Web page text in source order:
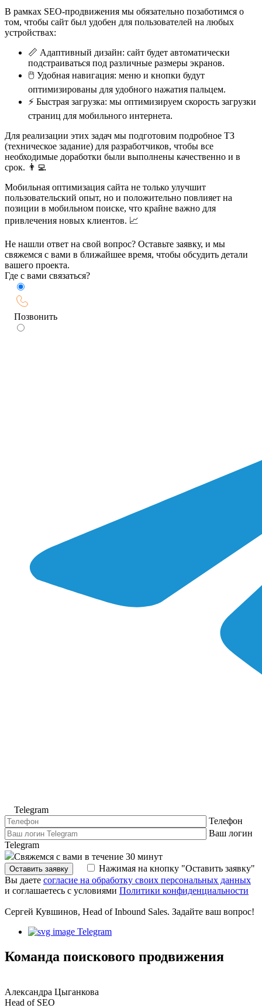
В рамках SEO-продвижения мы обязательно позаботимся о
том, чтобы сайт был удобен для пользователей на любых
устройствах:
📏 Адаптивный дизайн: сайт будет автоматически
подстраиваться под различные размеры экранов.
🖱️ Удобная навигация: меню и кнопки будут
оптимизированы для удобного нажатия пальцем.
⚡ Быстрая загрузка: мы оптимизируем скорость загрузки
страниц для мобильного интернета.
Для реализации этих задач мы подготовим подробное ТЗ
(техническое задание) для разработчиков, чтобы все
необходимые доработки были выполнены качественно и в
срок. 👨‍💻
Мобильная оптимизация сайта не только улучшит
пользовательский опыт, но и положительно повлияет на
позиции в мобильном поиске, что крайне важно для
привлечения новых клиентов. 📈
Не нашли ответ на свой вопрос? Оставьте заявку, и мы
свяжемся с вами в ближайшее время, чтобы обсудить детали
вашего проекта.
Где с вами связаться?
Позвонить
Telegram
Телефон
Ваш логин
Telegram
Свяжемся с вами в течение 30 минут
Оставить заявку
Нажимая на кнопку "Оставить заявку"
Вы даете согласие на обработку своих персональных данных
и соглашаетесь с условиями Политики конфиденциальности
Сергей Кувшинов, Head of Inbound Sales. Задайте ваш вопрос!
Telegram
Команда поискового продвижения
Александра Цыганкова
Head of SEO